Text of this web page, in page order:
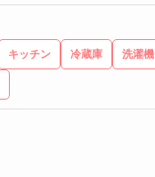
キッチン 冷蔵庫 洗濯機